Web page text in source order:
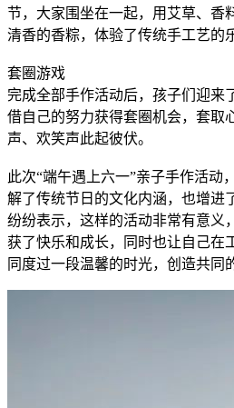
节，大家围坐在一起，用艾草、香
清香的香粽，体验了传统手工艺的
套圈游戏
完成全部手作活动后，孩子们迎来
借自己的努力获得套圈机会，套取
声、欢笑声此起彼伏。
此次“端午遇上六一”亲子手作活动
解了传统节日的文化内涵，也增进
纷纷表示，这样的活动非常有意义
获了快乐和成长，同时也让自己在
同度过一段温馨的时光，创造共同